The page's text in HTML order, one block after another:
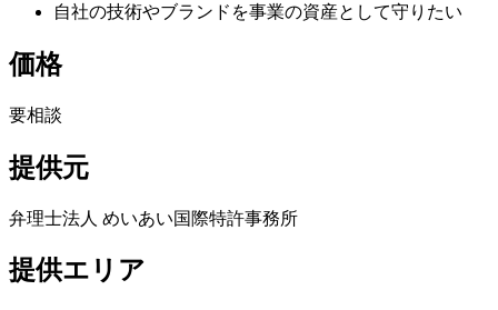
自社の技術やブランドを事業の資産として守りたい
価格
要相談
提供元
弁理士法人 めいあい国際特許事務所
提供エリア